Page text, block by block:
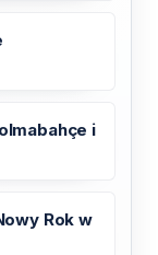
i
Rok w